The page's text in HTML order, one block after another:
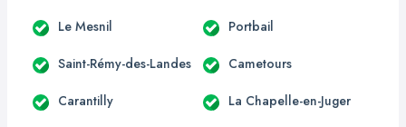
Le Mesnil Portbail
Saint-Rémy-des-Landes Cametours
Carantilly La Chapelle-en-Juger